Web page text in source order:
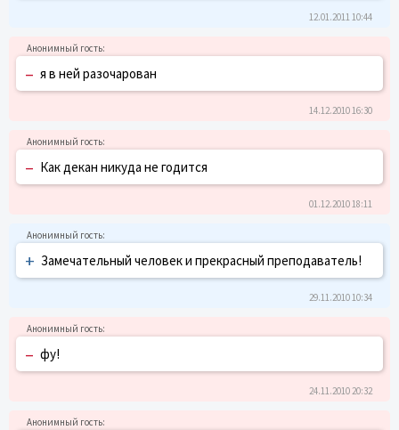
12.01.2011 10:44
– я в ней разочарован
14.12.2010 16:30
– Как декан никуда не годится
01.12.2010 18:11
+ Замечательный человек и прекрасный преподаватель!
29.11.2010 10:34
– фу!
24.11.2010 20:32